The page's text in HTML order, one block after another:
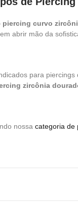
piercing curvo
abrir mão da
para
zircônia
nossa categoria de